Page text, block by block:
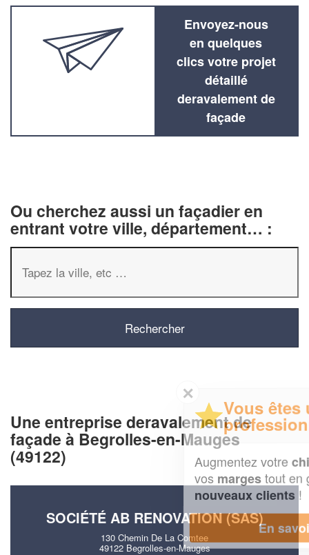
Envoyez-nous
en quelques
clics votre projet
détaillé
deravalement de
façade
Ou cherchez aussi un façadier en
entrant votre ville, département… :
Une entreprise deravalement de
façade à Begrolles-en-Mauges
(49122)
SOCIÉTÉ AB RENOVATION (SAS)
130 Chemin De La Comtee
49122 Begrolles-en-Mauges
Vous êtes un
professionnel ?
chiffre d'affaireset
tout en gagnant de
!
En savoir plus